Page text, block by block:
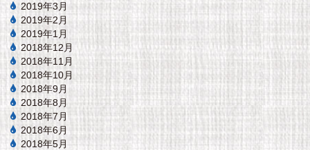
2019年3月
2019年2月
2019年1月
2018年12月
2018年11月
2018年10月
2018年9月
2018年8月
2018年7月
2018年6月
2018年5月